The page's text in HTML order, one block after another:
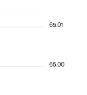
65.00
65.01